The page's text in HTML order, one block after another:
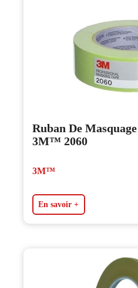
Ruban De
3M™ 2060
3M™
En savoir +